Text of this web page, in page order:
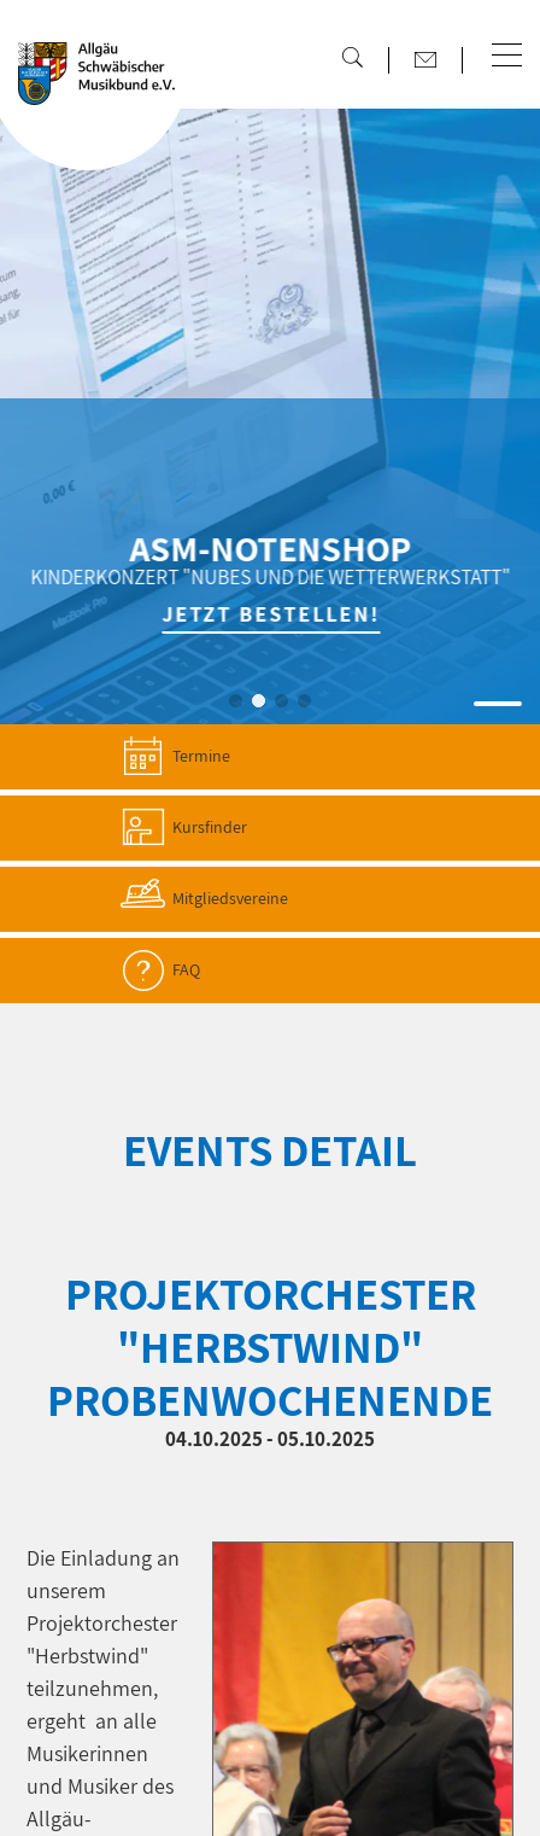
ASM-NOTENSHOP
KINDERKONZERT "NUBES UND DIE WETTERWERKSTATT"
JETZT BESTELLEN!
Termine
Kursfinder
Mitgliedsvereine
FAQ
EVENTS DETAIL
PROJEKTORCHESTER
"HERBSTWIND"
PROBENWOCHENENDE
04.10.2025 - 05.10.2025
Die Einladung an
unserem
Projektorchester
"Herbstwind"
teilzunehmen,
ergeht an alle
Musikerinnen
und Musiker des
Allgäu-